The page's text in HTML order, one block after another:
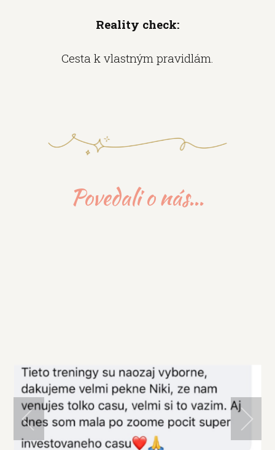
Reality check:
Cesta k vlastným pravidlám.
Povedali o nás...